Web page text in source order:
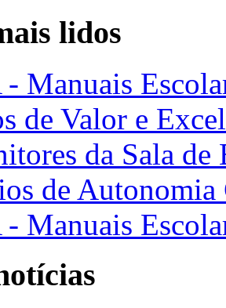
lidos
Manuais
de Valor e
da Sala de
de Autonomia
Manuais